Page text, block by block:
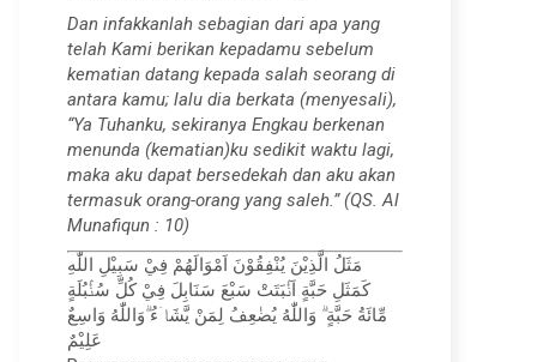
Dan infakkanlah sebagian dari apa yang
telah Kami berikan kepadamu sebelum
kematian datang kepada salah seorang di
antara kamu; lalu dia berkata (menyesali),
“Ya Tuhanku, sekiranya Engkau berkenan
menunda (kematian)ku sedikit waktu lagi,
maka aku dapat bersedekah dan aku akan
termasuk orang-orang yang saleh.” (QS. Al
Munafiqun : 10)
مَثَلُ الَّذِيْنَ يُنْفِقُوْنَ اَمْوَالَهُمْ فِيْ سَبِيْلِ اللّٰهِ
كَمَثَلِ حَبَّةٍ اَنْۢبَتَتْ سَبْعَ سَنَابِلَ فِيْ كُلِّ سُنْۢبُلَةٍ
مِّائَةُ حَبَّةٍ ۗ وَاللّٰهُ يُضٰعِفُ لِمَنْ يَّشَاۤءُ ۗوَاللّٰهُ وَاسِعٌ
عَلِيْمٌ